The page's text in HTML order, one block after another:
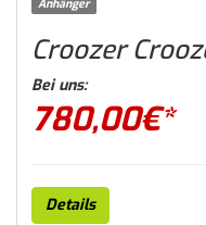
Croozer
Bei uns:
780,00€*
Details